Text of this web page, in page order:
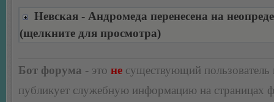
Невская - Андромеда перенесена на
(щелкните для просмотра)
Бот форума - это не существующий пользователь
публикует служебную информацию на страницах